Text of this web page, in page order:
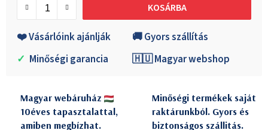
KOSÁRBA
❤️ Vásárlóink ajánlják
🚚 Gyors szállítás
✓ Minőségi garancia 🇭🇺 Magyar webshop
Magyar webáruház
10éves tapasztalattal,
amiben megbízhat.
Minőségi termékek saját
raktárunkból. Gyors és
biztonságos szállitás.